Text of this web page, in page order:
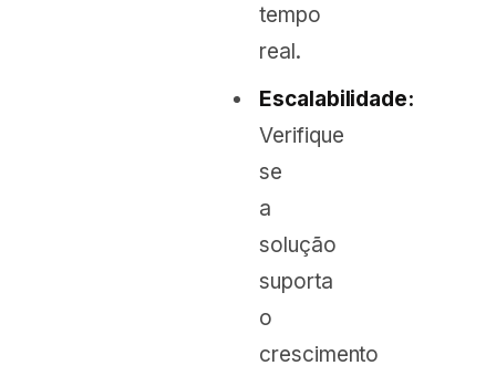
tempo
real.
Escalabilidade:
Verifique
se
a
solução
suporta
o
crescimento